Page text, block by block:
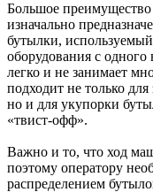
Большое
изначально
бутылки,
оборудования с
легко и не занимает
подходит не только
но и для укупорки
«твист-офф».
Важно и то, что ход
поэтому оператору
распределением